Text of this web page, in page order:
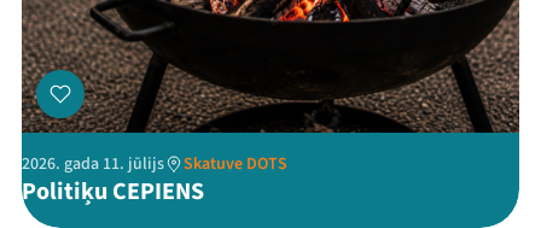
2026. gada 11. jūlijs Skatuve DOTS
Politiķu CEPIENS